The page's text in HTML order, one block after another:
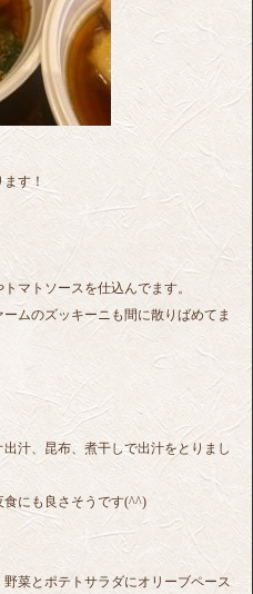
す！
マトソースを仕込んでます。
ムのズッキーニも間に散りばめてま
汁、昆布、煮干しで出汁をとりまし
にも良さそうです(^^)
菜とポテトサラダにオリーブペース